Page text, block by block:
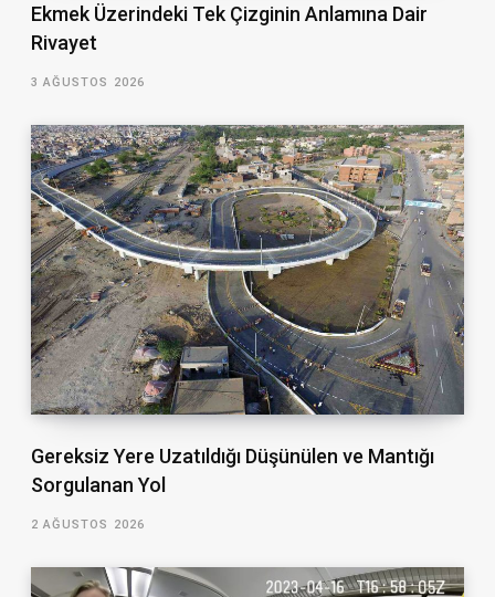
Ekmek Üzerindeki Tek Çizginin Anlamına Dair
Rivayet
3 AĞUSTOS 2026
Gereksiz Yere Uzatıldığı Düşünülen ve Mantığı
Sorgulanan Yol
2 AĞUSTOS 2026